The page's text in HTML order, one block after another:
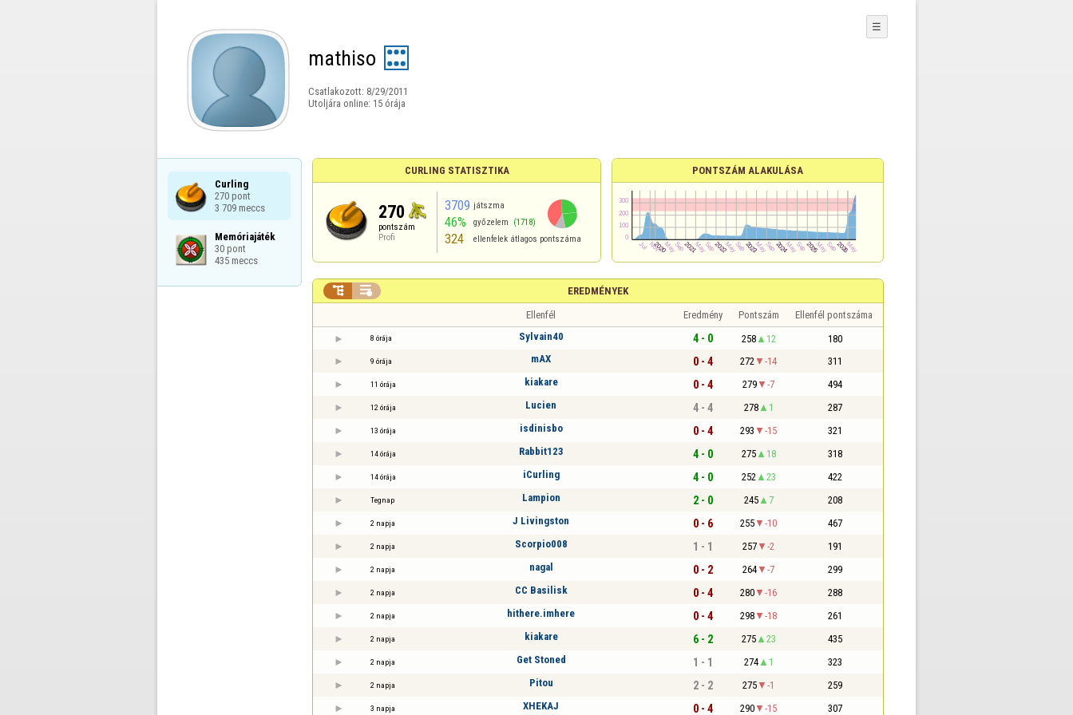
mathiso
Csatlakozott: 8/29/2011
Utoljára online: 15 órája
☰
Curling
270 pont
3 709 meccs
Memóriajáték
30 pont
435 meccs
CURLING STATISZTIKA
270
pontszám
Profi
3709 játszma
46% győzelem (1718)
324 ellenfelek átlagos pontszáma
PONTSZÁM ALAKULÁSA
EREDMÉNYEK
 
Ellenfél Eredmény Pontszám Ellenfél pontszáma
8 órája Sylvain40 4 - 0 258 12 180
9 órája mAX 0 - 4 272 -14 311
11 órája kiakare 0 - 4 279 -7 494
12 órája Lucien 4 - 4 278 1 287
13 órája isdinisbo 0 - 4 293 -15 321
14 órája Rabbit123 4 - 0 275 18 318
14 órája iCurling 4 - 0 252 23 422
Tegnap Lampion 2 - 0 245 7 208
2 napja J Livingston 0 - 6 255 -10 467
2 napja Scorpio008 1 - 1 257 -2 191
2 napja nagal 0 - 2 264 -7 299
2 napja CC Basilisk 0 - 4 280 -16 288
2 napja hithere.imhere 0 - 4 298 -18 261
2 napja kiakare 6 - 2 275 23 435
2 napja Get Stoned 1 - 1 274 1 323
2 napja Pitou 2 - 2 275 -1 259
3 napja XHEKAJ 0 - 4 290 -15 307